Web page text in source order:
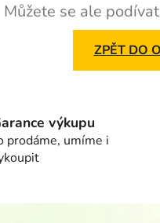
Můžete se ale
ZPĚT DO
výkupu
prodáme, umíme i